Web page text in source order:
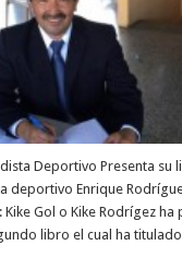
Deportivo Presenta su
deportivo Enrique
Gol o Kike Rodrígez ha
libro el cual ha